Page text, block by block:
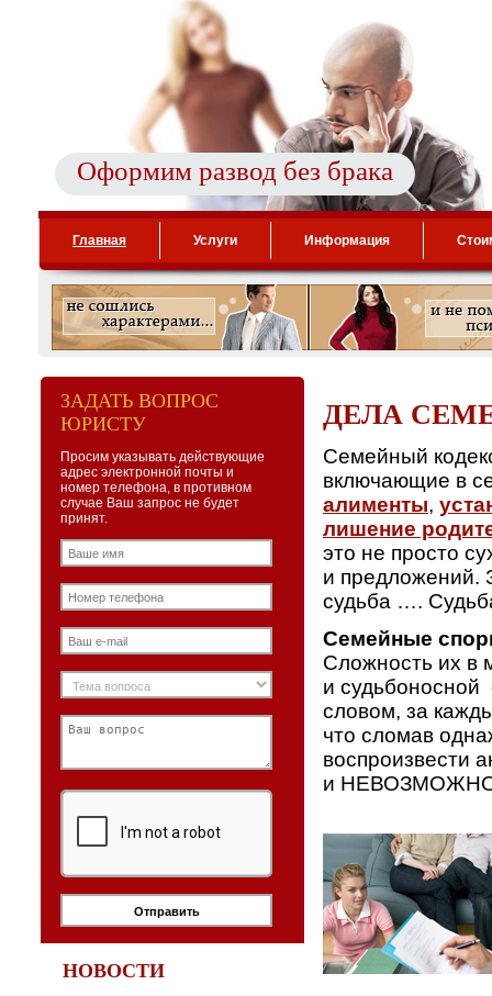
Оформим развод без брака
Главная Услуги Информация
ЗАДАТЬ ВОПРОС
ЮРИСТУ
Просим указывать действующие
адрес электронной почты и
номер телефона, в противном
случае Ваш запрос не будет
принят.
НОВОСТИ
ДЕЛА
Семейный
включающие в
алименты,
лишение
это не просто
и предложений.
судьба ….
Семейные
Сложность их в
и
словом, за
что сломав
воспроизвести
и